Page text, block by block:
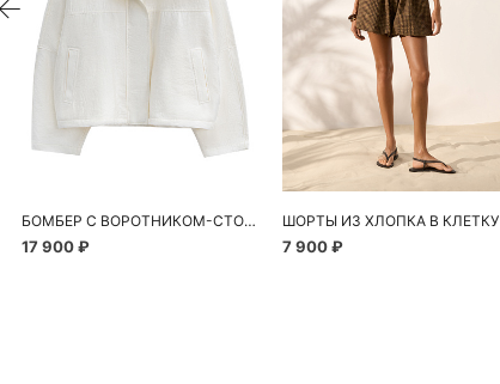
БОМБЕР С ВОРОТНИКОМ-СТОЙКОЙ
17 900 ₽
ШОРТЫ ИЗ ХЛОПКА В КЛЕТКУ
7 900 ₽